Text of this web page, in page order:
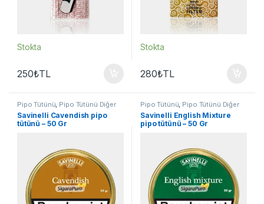
Stokta
250₺TL
Stokta
280₺TL
Pipo Tütünü, Pipo Tütünü Diğer
Markalar
Savinelli Cavendish pipo
tütünü – 50 Gr
Pipo Tütünü, Pipo Tütünü Diğer
Markalar
Savinelli English Mixture
pipo tütünü – 50 Gr